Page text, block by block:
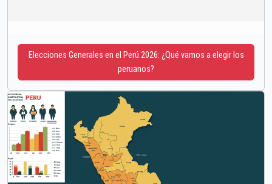
Elecciones Generales en el Perú 2026: ¿Qué vamos a elegir los
peruanos?